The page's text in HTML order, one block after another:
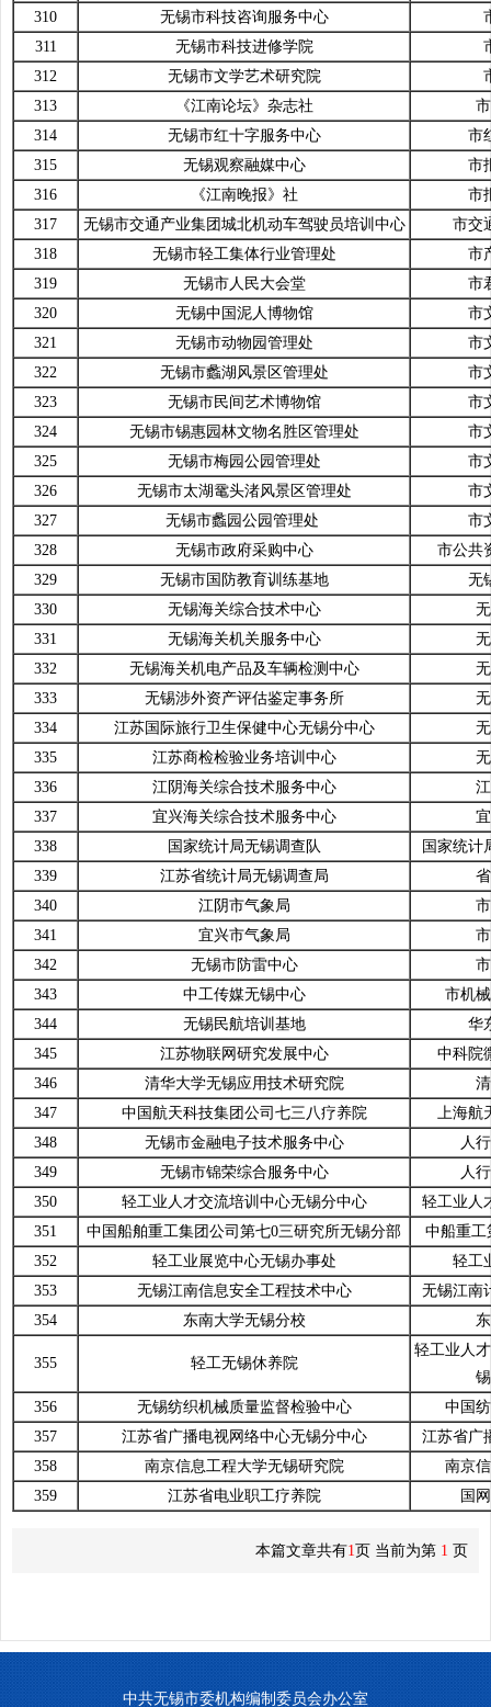
310
无锡市科技咨询服务中心
311
无锡市科技进修学院
312
无锡市文学艺术研究院
313
《江南论坛》杂志社
314
无锡市红十字服务中心
市
315
无锡观察融媒中心
市
316
《江南晚报》社
市
317
无锡市交通产业集团城北机动车驾驶员培训中心
市交
318
无锡市轻工集体行业管理处
市
319
无锡市人民大会堂
市
320
无锡中国泥人博物馆
市
321
无锡市动物园管理处
市
322
无锡市蠡湖风景区管理处
市
323
无锡市民间艺术博物馆
市
324
无锡市锡惠园林文物名胜区管理处
市
325
无锡市梅园公园管理处
市
326
无锡市太湖鼋头渚风景区管理处
市
327
无锡市蠡园公园管理处
市
328
无锡市政府采购中心
市公共
329
无锡市国防教育训练基地
无
330
无锡海关综合技术中心
331
无锡海关机关服务中心
332
无锡海关机电产品及车辆检测中心
333
无锡涉外资产评估鉴定事务所
334
江苏国际旅行卫生保健中心无锡分中心
335
江苏商检检验业务培训中心
336
江阴海关综合技术服务中心
337
宜兴海关综合技术服务中心
338
国家统计局无锡调查队
国家统计
339
江苏省统计局无锡调查局
340
江阴市气象局
341
宜兴市气象局
342
无锡市防雷中心
343
中工传媒无锡中心
市机
344
无锡民航培训基地
华
345
江苏物联网研究发展中心
中科院
346
清华大学无锡应用技术研究院
347
中国航天科技集团公司七三八疗养院
上海航
348
无锡市金融电子技术服务中心
人
349
无锡市锦荣综合服务中心
人
350
轻工业人才交流培训中心无锡分中心
轻工业人
351
中国船舶重工集团公司第七0三研究所无锡分部
中船重工
352
轻工业展览中心无锡办事处
轻工
353
无锡江南信息安全工程技术中心
无锡江南
354
东南大学无锡分校
355 轻工无锡休养院
轻工业人
356
无锡纺织机械质量监督检验中心
中国
357
江苏省广播电视网络中心无锡分中心
江苏省广
358
南京信息工程大学无锡研究院
南京
359
江苏省电业职工疗养院 国
本篇文章共有1页 当前为第 1 页
中共无锡市委机构编制委员会办公室